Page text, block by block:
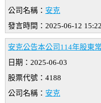
公司名稱： 安克
發言時間：2025-06-12
安克公告本公司114年股東
日期：2025-06-03
股票代號：4188
公司名稱： 安克